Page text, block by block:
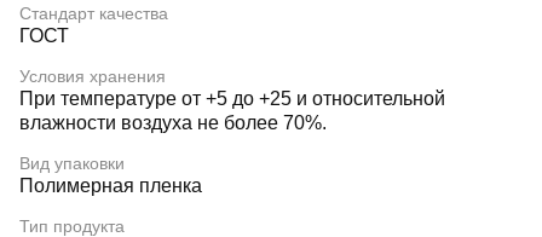
Стандарт качества
ГОСТ
Условия хранения
При температуре от +5 до +25 и относительной
влажности воздуха не более 70%.
Вид упаковки
Полимерная пленка
Тип продукта